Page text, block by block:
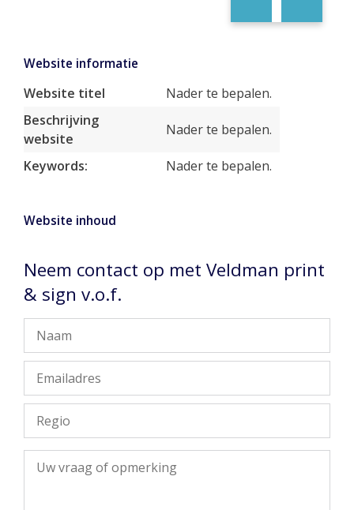
Website informatie
Website titel
Nader te bepalen.
Beschrijving
website
Nader te bepalen.
Keywords: Nader te bepalen.
Website inhoud
Neem contact op met Veldman print
& sign v.o.f.